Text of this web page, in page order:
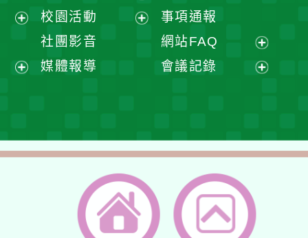
單
選
選
單
展
開
校園活動
社團影音
媒體報導
事項通報
網站FAQ
展
開
會議記錄
單